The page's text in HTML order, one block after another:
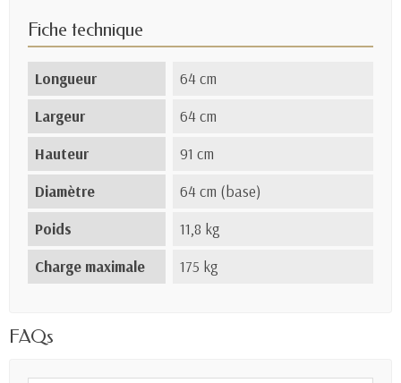
Fiche technique
Longueur
64 cm
Largeur
64 cm
Hauteur
91 cm
Diamètre
64 cm (base)
Poids
11,8 kg
Charge maximale
175 kg
FAQs